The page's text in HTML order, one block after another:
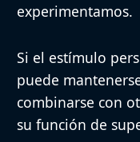
experimentamos.
Si el estímulo
puede
combinarse con
su función de